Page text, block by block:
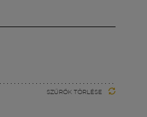
SZŰRŐK TÖRLÉSE